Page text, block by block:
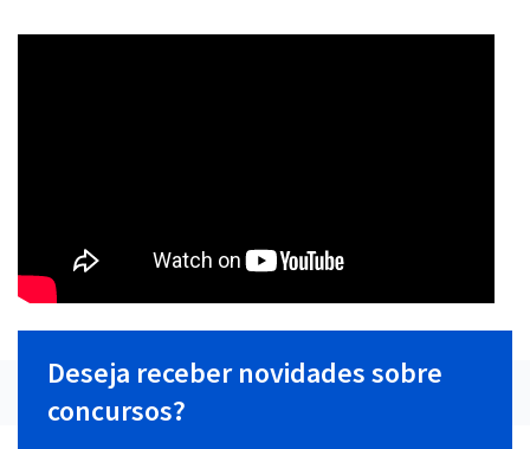
Deseja receber novidades sobre
concursos?